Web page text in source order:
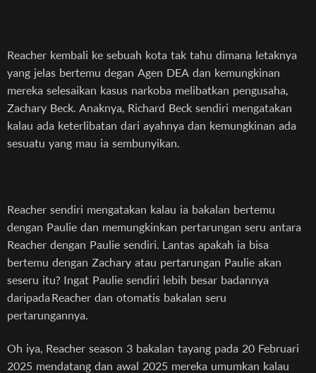
Reacher kembali ke sebuah kota tak tahu dimana letaknya
yang jelas bertemu degan Agen DEA dan kemungkinan
mereka selesaikan kasus narkoba melibatkan pengusaha,
Zachary Beck. Anaknya, Richard Beck sendiri mengatakan
kalau ada keterlibatan dari ayahnya dan kemungkinan ada
sesuatu yang mau ia sembunyikan.
Reacher sendiri mengatakan kalau ia bakalan bertemu
dengan Paulie dan memungkinkan pertarungan seru antara
Reacher dengan Paulie sendiri. Lantas apakah ia bisa
bertemu dengan Zachary atau pertarungan Paulie akan
seseru itu? Ingat Paulie sendiri lebih besar badannya
daripada Reacher dan otomatis bakalan seru
pertarungannya.
Oh iya, Reacher season 3 bakalan tayang pada 20 Februari
2025 mendatang dan awal 2025 mereka umumkan kalau